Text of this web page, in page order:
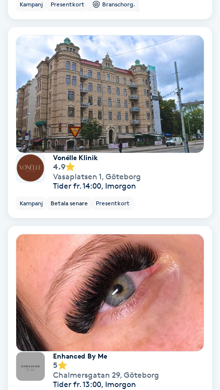
Hälsprickor
Idrottsmassage
IPL
IPL hårborttagning
IR-massage
Japansk massage
K18
Katun fransar
Kemisk peeling
Keratinbehandling
Kinesiologi
Kinesisk medicin
Kampanj Presentkort Branschorg.
Vonélle Klinik
4.9
Vasaplatsen 1, Göteborg
Tider fr. 14:00, Imorgon
Kampanj Betala senare Presentkort
Enhanced By Me
5
Chalmersgatan 29, Göteborg
Tider fr. 13:00, Imorgon